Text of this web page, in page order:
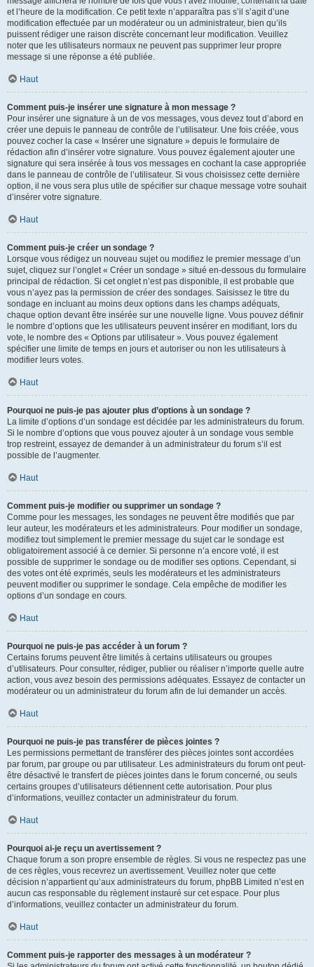
et l’heure de la modification. Ce petit texte n’apparaîtra pas s’il s’agit d’une
modification effectuée par un modérateur ou un administrateur, bien qu’ils
puissent rédiger une raison discrète concernant leur modification. Veuillez
noter que les utilisateurs normaux ne peuvent pas supprimer leur propre
message si une réponse a été publiée.
Haut
Comment puis-je insérer une signature à mon message ?
Pour insérer une signature à un de vos messages, vous devez tout d’abord en
créer une depuis le panneau de contrôle de l’utilisateur. Une fois créée, vous
pouvez cocher la case « Insérer une signature » depuis le formulaire de
rédaction afin d’insérer votre signature. Vous pouvez également ajouter une
signature qui sera insérée à tous vos messages en cochant la case appropriée
dans le panneau de contrôle de l’utilisateur. Si vous choisissez cette dernière
option, il ne vous sera plus utile de spécifier sur chaque message votre souhait
d’insérer votre signature.
Haut
Comment puis-je créer un sondage ?
Lorsque vous rédigez un nouveau sujet ou modifiez le premier message d’un
sujet, cliquez sur l’onglet « Créer un sondage » situé en-dessous du formulaire
principal de rédaction. Si cet onglet n’est pas disponible, il est probable que
vous n’ayez pas la permission de créer des sondages. Saisissez le titre du
sondage en incluant au moins deux options dans les champs adéquats,
chaque option devant être insérée sur une nouvelle ligne. Vous pouvez définir
le nombre d’options que les utilisateurs peuvent insérer en modifiant, lors du
vote, le nombre des « Options par utilisateur ». Vous pouvez également
spécifier une limite de temps en jours et autoriser ou non les utilisateurs à
modifier leurs votes.
Haut
Pourquoi ne puis-je pas ajouter plus d’options à un sondage ?
La limite d’options d’un sondage est décidée par les administrateurs du forum.
Si le nombre d’options que vous pouvez ajouter à un sondage vous semble
trop restreint, essayez de demander à un administrateur du forum s’il est
possible de l’augmenter.
Haut
Comment puis-je modifier ou supprimer un sondage ?
Comme pour les messages, les sondages ne peuvent être modifiés que par
leur auteur, les modérateurs et les administrateurs. Pour modifier un sondage,
modifiez tout simplement le premier message du sujet car le sondage est
obligatoirement associé à ce dernier. Si personne n’a encore voté, il est
possible de supprimer le sondage ou de modifier ses options. Cependant, si
des votes ont été exprimés, seuls les modérateurs et les administrateurs
peuvent modifier ou supprimer le sondage. Cela empêche de modifier les
options d’un sondage en cours.
Haut
Pourquoi ne puis-je pas accéder à un forum ?
Certains forums peuvent être limités à certains utilisateurs ou groupes
d’utilisateurs. Pour consulter, rédiger, publier ou réaliser n’importe quelle autre
action, vous avez besoin des permissions adéquates. Essayez de contacter un
modérateur ou un administrateur du forum afin de lui demander un accès.
Haut
Pourquoi ne puis-je pas transférer de pièces jointes ?
Les permissions permettant de transférer des pièces jointes sont accordées
par forum, par groupe ou par utilisateur. Les administrateurs du forum ont peut-
être désactivé le transfert de pièces jointes dans le forum concerné, ou seuls
certains groupes d’utilisateurs détiennent cette autorisation. Pour plus
d’informations, veuillez contacter un administrateur du forum.
Haut
Pourquoi ai-je reçu un avertissement ?
Chaque forum a son propre ensemble de règles. Si vous ne respectez pas une
de ces règles, vous recevrez un avertissement. Veuillez noter que cette
décision n’appartient qu’aux administrateurs du forum, phpBB Limited n’est en
aucun cas responsable du règlement instauré sur cet espace. Pour plus
d’informations, veuillez contacter un administrateur du forum.
Haut
Comment puis-je rapporter des messages à un modérateur ?